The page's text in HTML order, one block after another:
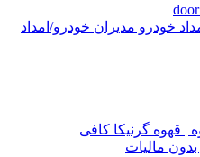
خودرو مدیران خودرو/امداد
| قهوه گرنیکا کافی
مالیات